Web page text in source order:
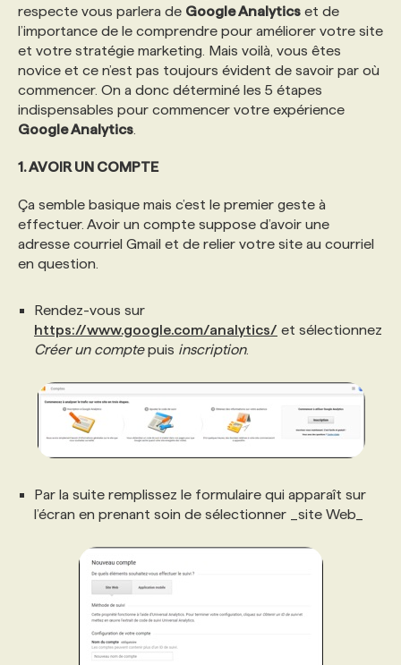
NOS AUTEUR‧RICES
POURQUOI CHOISIR NOS FORMATIONS
NOS TARIFS
PROGRAMMES DE SUBVENTIONS
ANNONCEZ AVEC NOUS
FAQ
ANNONCEZ AVEC NOUS
respecte vous parlera de Google Analytics et de
l’importance de le comprendre pour améliorer votre site
et votre stratégie marketing. Mais voilà, vous êtes
novice et ce n’est pas toujours évident de savoir par où
commencer. On a donc déterminé les 5 étapes
indispensables pour commencer votre expérience
Google Analytics
1. AVOIR UN COMPTE
Ça semble basique mais c’est le premier geste à
effectuer. Avoir un compte suppose d’avoir une
adresse courriel Gmail et de relier votre site au courriel
en question.
Rendez-vous sur
https://www.google.com/analytics/ et sélectionnez
Créer un comptepuis inscription.
Par la suite remplissez le formulaire qui apparaît sur
l’écran en prenant soin de sélectionner _site Web_